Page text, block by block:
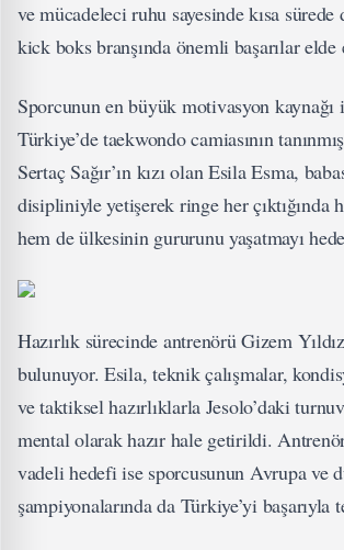
ve mücadeleci ruhu sayesinde kısa
kick boks branşında önemli başarılar elde
Sporcunun en büyük motivasyon kaynağı
Türkiye’de taekwondo camiasının
Sertaç Sağır’ın kızı olan Esila Esma,
disipliniyle yetişerek ringe her çıktığında
hem de ülkesinin gururunu yaşatmayı
Hazırlık sürecinde antrenörü Gizem
bulunuyor. Esila, teknik çalışmalar,
ve taktiksel hazırlıklarla Jesolo’daki
mental olarak hazır hale getirildi. Antrenör
vadeli hedefi ise sporcusunun Avrupa ve
şampiyonalarında da Türkiye’yi başarıyla